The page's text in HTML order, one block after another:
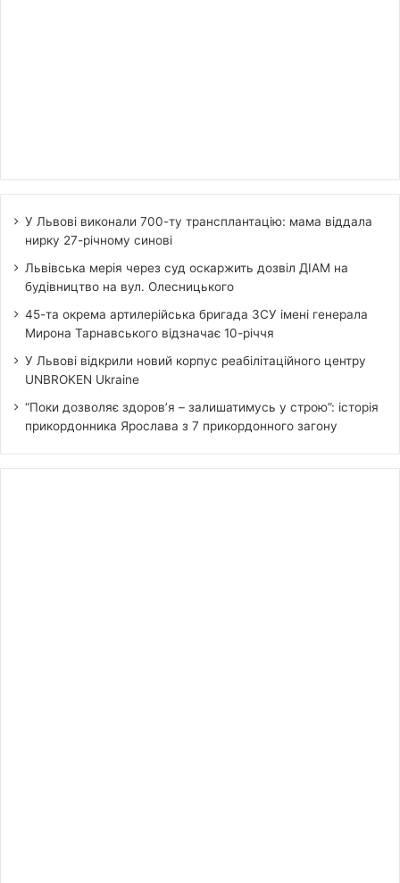
У Львові виконали 700-ту трансплантацію: мама віддала
нирку 27-річному синові
Львівська мерія через суд оскаржить дозвіл ДІАМ на
будівництво на вул. Олесницького
45-та окрема артилерійська бригада ЗСУ імені генерала
Мирона Тарнавського відзначає 10-річчя
У Львові відкрили новий корпус реабілітаційного центру
UNBROKEN Ukraine
“Поки дозволяє здоров’я – залишатимусь у строю”: історія
прикордонника Ярослава з 7 прикордонного загону